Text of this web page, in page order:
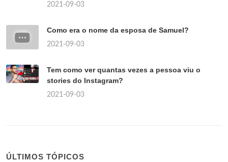
2021-09-03
Como era o nome da esposa de Samuel?
2021-09-03
Tem como ver quantas vezes a pessoa viu o
stories do Instagram?
2021-09-03
ÚLTIMOS TÓPICOS